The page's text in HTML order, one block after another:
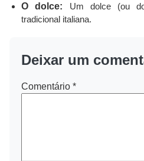
O dolce: Um dolce (ou
tradicional italiana.
Deixar um
Comentário *